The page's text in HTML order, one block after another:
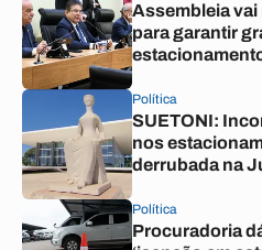
Assembleia
para garantir
Política
SUETONI:
nos
derrubada na
Política
Procuradoria